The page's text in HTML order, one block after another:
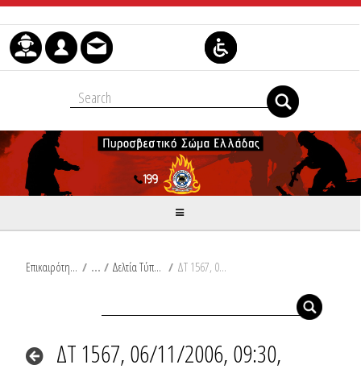
Μετάβαση στο περιεχόμενο
Επικαιρότητα / Δελτία Τύπου / ΔΤ 1567, 06/11/2006, 09:30, Συμβάντα
ΔΤ 1567, 06/11/2006, 09:30,